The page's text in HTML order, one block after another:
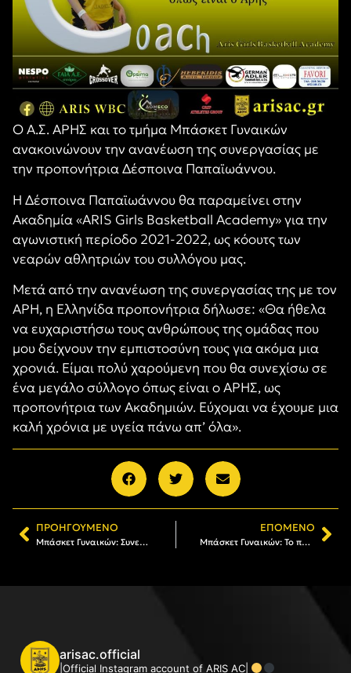
Ο Α.Σ. ΑΡΗΣ και το τμήμα Μπάσκετ Γυναικών
ανακοινώνουν την ανανέωση της συνεργασίας με
την προπονήτρια Δέσποινα Παπαϊωάννου.
Η Δέσποινα Παπαϊωάννου θα παραμείνει στην
Ακαδημία «ARIS Girls Basketball Academy» για την
αγωνιστική περίοδο 2021-2022, ως κόουτς των
νεαρών αθλητριών του συλλόγου μας.
Μετά από την ανανέωση της συνεργασίας της με τον
ΑΡΗ, η Ελληνίδα προπονήτρια δήλωσε: «Θα ήθελα
να ευχαριστήσω τους ανθρώπους της ομάδας που
μου δείχνουν την εμπιστοσύνη τους για ακόμα μια
χρονιά. Είμαι πολύ χαρούμενη που θα συνεχίσω σε
ένα μεγάλο σύλλογο όπως είναι ο ΑΡΗΣ, ως
προπονήτρια των Ακαδημιών. Εύχομαι να έχουμε μια
καλή χρόνια με υγεία πάνω απ’ όλα».
ΠΡΟΗΓΟΎΜΕΝΟ
Μπάσκετ Γυναικών: Συνεχίζει στον ΑΡΗ η Παναγιώτα Τσαμπούρη
ΕΠΌΜΕΝΟ
Μπάσκετ Γυναικών: Το πρόγραμμα του ΑΡΗ στο πρωτάθλημα
arisac.official
|Official Instagram account of ARIS AC|